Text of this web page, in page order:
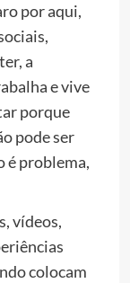
por aqui,
a
e vive
porque
pode ser
é problema,
vídeos,
colocam